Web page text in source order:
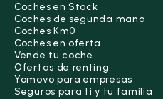
Coches en Stock
Coches de segunda mano
Coches Km0
Coches en oferta
Vende tu coche
Ofertas de renting
Yomovo para empresas
Seguros para ti y tu familia